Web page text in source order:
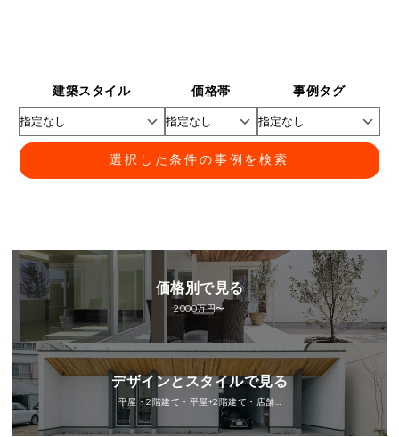
建築スタイル 価格帯 事例タグ
選択した条件の事例を検索
価格別で見る
2000万円〜
デザインとスタイルで見る
平屋・2階建て・平屋+2階建て・店舗…